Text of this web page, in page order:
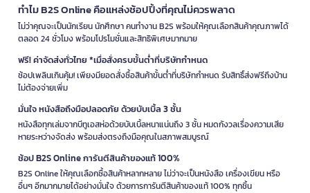
ทำไม B2S Online คือแหล่งช้อปปิ้งที่คุณไม่ควรพลาด
ไม่ว่าคุณจะเป็นนักเรียน นักศึกษา คนทำงาน B2S พร้อมให้คุณเลือกสินค้าคุณภาพได้
ตลอด 24 ชั่วโมง พร้อมโปรโมชั่นและสิทธิพิเศษมากมาย
ฟรี! ค่าจัดส่งทั่วไทย *เมื่อสั่งครบขั้นต่ำที่บริษัทกำหนด
ช้อปเพลินเกินคุ้ม! เพียงมียอดสั่งซื้อสินค้าขั้นต่ำที่บริษัทกำหนด รับสิทธิ์ส่งฟรีถึงบ้าน
ไม่ต้องจ่ายเพิ่ม
มั่นใจ หนังสือถึงมือปลอดภัย ด้วยบับเบิ้ล 3 ชั้น
หนังสือทุกเล่มจากบีทูเอสห่อด้วยบับเบิ้ลหนาแน่นถึง 3 ชั้น หมดกังวลเรื่องความเสีย
หายระหว่างจัดส่ง พร้อมส่งตรงถึงมือคุณในสภาพสมบูรณ์
ช้อป B2S Online การันตีสินค้าของแท้ 100%
B2S Online ให้คุณเลือกซื้อสินค้าหลากหลาย ไม่ว่าจะเป็นหนังสือ เครื่องเขียน หรือ
อื่นๆ อีกมากมายได้อย่างมั่นใจ ด้วยการการันตีสินค้าของแท้ 100% ทุกชิ้น